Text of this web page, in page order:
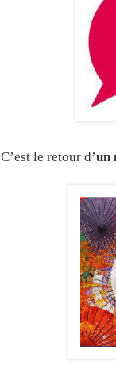
C’est le retour d’un